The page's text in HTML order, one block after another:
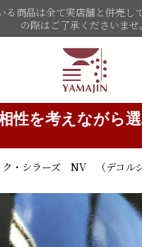
る商品は全て実店舗と併売し
の際はご了承くださいませ。
性を考えながら